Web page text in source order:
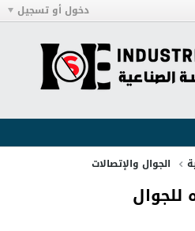
دخول أو تسجيل
الجوال والإتصالات
للجوال